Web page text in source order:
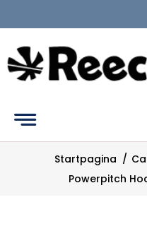
Home
Catalogus
Maattabel
Startpagina /
Powerpitch